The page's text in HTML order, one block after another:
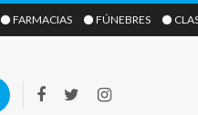
⚫ FARMACIAS ⚫ FÚNEBRES ⚫